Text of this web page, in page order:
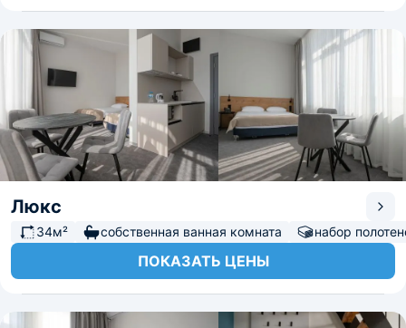
Люкс
34м² собственная ванная комната набор
ПОКАЗАТЬ ЦЕНЫ